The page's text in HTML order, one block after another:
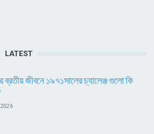
LATEST
ব্রতীয় জীবনে ১৯৭১সালের চ্যালেঞ্জ গুলো কি